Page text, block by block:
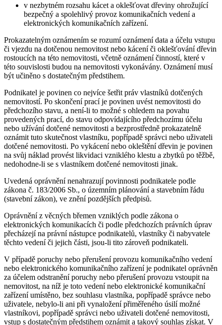
v nezbytném rozsahu kácet a oklešťovat dřeviny ohrožující
bezpečný a spolehlivý provoz komunikačních vedení a
elektronických komunikačních zařízení.
Prokazatelným oznámením se rozumí oznámení data a účelu vstupu
či vjezdu na dotčenou nemovitost nebo kácení či oklešťování dřevin
rostoucích na této nemovitosti, včetně oznámení činností, které v
této souvislosti budou na nemovitosti vykonávány. Oznámení musí
být učiněno s dostatečným předstihem.
Podnikatel je povinen co nejvíce šetřit práv vlastníků dotčených
nemovitostí. Po skončení prací je povinen uvést nemovitosti do
předchozího stavu, a není-li to možné s ohledem na povahu
provedených prací, do stavu odpovídajícího předchozímu účelu
nebo užívání dotčené nemovitosti a bezprostředně prokazatelně
oznámit tuto skutečnost vlastníku, popřípadě správci nebo uživateli
dotčené nemovitosti. Po vykácení nebo okleštění dřevin je povinen
na svůj náklad provést likvidaci vzniklého klestu a zbytků po těžbě,
nedohodne-li se s vlastníkem dotčené nemovitosti jinak.
Uvedená oprávnění nenahrazují povinnosti podnikatele podle
zákona č. 183/2006 Sb., o územním plánování a stavebním řádu
(stavební zákon), ve znění pozdějších předpisů.
Oprávnění z věcných břemen vzniklých podle zákona o
elektronických komunikacích či podle předchozích právních úprav
přecházejí na právní nástupce podnikatelů, vlastníky či nabyvatele
těchto vedení či jejich části, jsou-li tito zároveň podnikateli.
V případě poruchy nebo přerušení provozu komunikačního vedení
nebo elektronického komunikačního zařízení je podnikatel oprávněn
za účelem odstranění poruchy nebo přerušení provozu vstoupit na
nemovitost, na níž je toto vedení nebo elektronické komunikační
zařízení umístěno, bez souhlasu vlastníka, popřípadě správce nebo
uživatele, nebylo-li ani při vynaložení přiměřeného úsilí možné
vlastníkovi, popřípadě správci nebo uživateli dotčené nemovitosti,
vstup s dostatečným předstihem oznámit a takový souhlas získat. V